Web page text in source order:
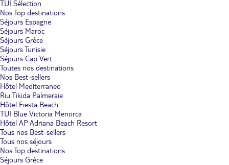
TUI Sélection
Nos Top destinations
Séjours Espagne
Séjours Maroc
Séjours Grèce
Séjours Tunisie
Séjours Cap Vert
Toutes nos destinations
Nos Best-sellers
Hôtel Mediterraneo
Riu Tikida Palmeraie
Hôtel Fiesta Beach
TUI Blue Victoria Menorca
Hôtel AP Adriana Beach Resort
Tous nos Best-sellers
Tous nos séjours
Nos Top destinations
Séjours Grèce